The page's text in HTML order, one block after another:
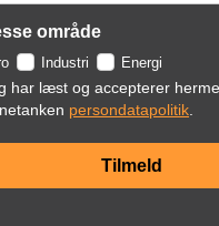
område
Industri Energi
har læst og accepterer
persondatapolitik
Tilmeld